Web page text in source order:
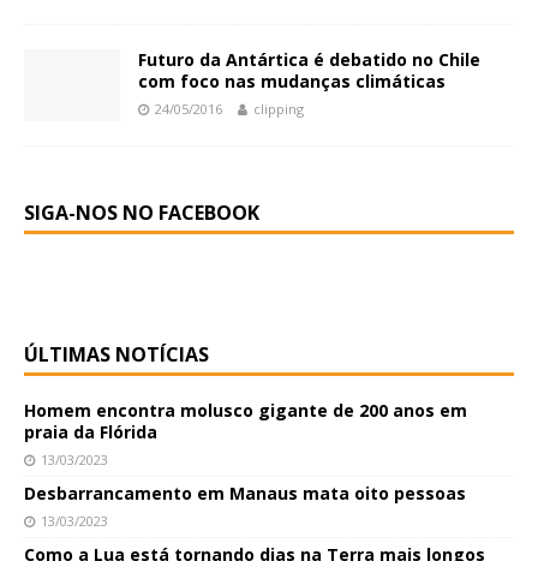
Futuro da Antártica é debatido no Chile
com foco nas mudanças climáticas
24/05/2016 clipping
SIGA-NOS NO FACEBOOK
ÚLTIMAS NOTÍCIAS
Homem encontra molusco gigante de 200 anos em
praia da Flórida
13/03/2023
Desbarrancamento em Manaus mata oito pessoas
13/03/2023
Como a Lua está tornando dias na Terra mais longos